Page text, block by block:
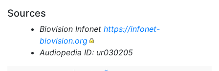
Sources
Biovision Infonet https://infonet-
biovision.org
Audiopedia ID: ur030205